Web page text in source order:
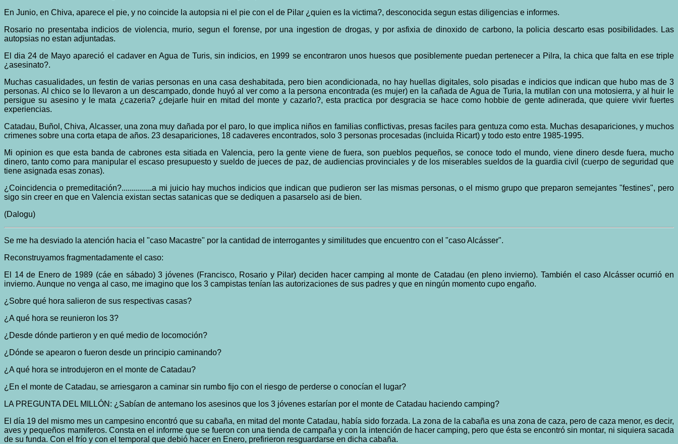
En Junio, en Chiva, aparece el pie, y no coincide la autopsia ni el pie con el de Pilar ¿quien es la victima?, desconocida segun estas diligencias e informes.
Rosario no presentaba indicios de violencia, murio, segun el forense, por una ingestion de drogas, y por asfixia de dinoxido de carbono, la policia descarto esas posibilidades. Las
autopsias no estan adjuntadas.
El dia 24 de Mayo apareció el cadaver en Agua de Turis, sin indicios, en 1999 se encontraron unos huesos que posiblemente puedan pertenecer a Pilra, la chica que falta en ese triple
¿asesinato?.
Muchas casualidades, un festin de varias personas en una casa deshabitada, pero bien acondicionada, no hay huellas digitales, solo pisadas e indicios que indican que hubo mas de 3
personas. Al chico se lo llevaron a un descampado, donde huyó al ver como a la persona encontrada (es mujer) en la cañada de Agua de Turia, la mutilan con una motosierra, y al huir le
persigue su asesino y le mata ¿cazeria? ¿dejarle huir en mitad del monte y cazarlo?, esta practica por desgracia se hace como hobbie de gente adinerada, que quiere vivir fuertes
experiencias.
Catadau, Buñol, Chiva, Alcasser, una zona muy dañada por el paro, lo que implica niños en familias conflictivas, presas faciles para gentuza como esta. Muchas desapariciones, y muchos
crimenes sobre una corta etapa de años. 23 desapariciones, 18 cadaveres encontrados, solo 3 personas procesadas (incluida Ricart) y todo esto entre 1985-1995.
Mi opinion es que esta banda de cabrones esta sitiada en Valencia, pero la gente viene de fuera, son pueblos pequeños, se conoce todo el mundo, viene dinero desde fuera, mucho
dinero, tanto como para manipular el escaso presupuesto y sueldo de jueces de paz, de audiencias provinciales y de los miserables sueldos de la guardia civil (cuerpo de seguridad que
tiene asignada esas zonas).
¿Coincidencia o premeditación?...............a mi juicio hay muchos indicios que indican que pudieron ser las mismas personas, o el mismo grupo que preparon semejantes "festines", pero
sigo sin creer en que en Valencia existan sectas satanicas que se dediquen a pasarselo asi de bien.
(Dalogu)
Se me ha desviado la atención hacia el "caso Macastre" por la cantidad de interrogantes y similitudes que encuentro con el "caso Alcásser".
Reconstruyamos fragmentadamente el caso:
El 14 de Enero de 1989 (cáe en sábado) 3 jóvenes (Francisco, Rosario y Pilar) deciden hacer camping al monte de Catadau (en pleno invierno). También el caso Alcásser ocurrió en
invierno. Aunque no venga al caso, me imagino que los 3 campistas tenían las autorizaciones de sus padres y que en ningún momento cupo engaño.
¿Sobre qué hora salieron de sus respectivas casas?
¿A qué hora se reunieron los 3?
¿Desde dónde partieron y en qué medio de locomoción?
¿Dónde se apearon o fueron desde un principio caminando?
¿A qué hora se introdujeron en el monte de Catadau?
¿En el monte de Catadau, se arriesgaron a caminar sin rumbo fijo con el riesgo de perderse o conocían el lugar?
LA PREGUNTA DEL MILLÓN: ¿Sabían de antemano los asesinos que los 3 jóvenes estarían por el monte de Catadau haciendo camping?
El día 19 del mismo mes un campesino encontró que su cabaña, en mitad del monte Catadau, había sido forzada. La zona de la cabaña es una zona de caza, pero de caza menor, es decir,
aves y pequeños mamiferos. Consta en el informe que se fueron con una tienda de campaña y con la intención de hacer camping, pero que ésta se encontró sin montar, ni siquiera sacada
de su funda. Con el frío y con el temporal que debió hacer en Enero, prefirieron resguardarse en dicha cabaña.